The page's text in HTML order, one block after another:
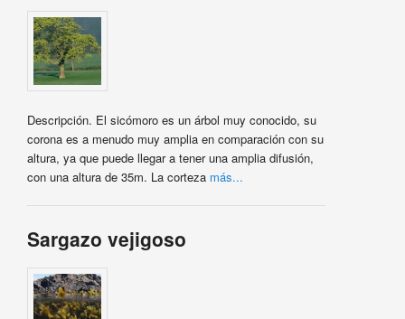
Descripción. El sicómoro es un árbol muy conocido, su
corona es a menudo muy amplia en comparación con su
altura, ya que puede llegar a tener una amplia difusión,
con una altura de 35m. La corteza más...
Sargazo vejigoso